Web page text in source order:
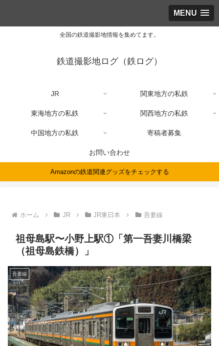
MENU
全国の鉄道撮影地情報を集めてます。
鉄道撮影地ログ（鉄ログ）
JR 関東地方の私鉄
東海地方の私鉄 関西地方の私鉄
中国地方の私鉄 寄稿者募集
お問い合わせ
Amazonの鉄道関連グッズをチェックする
ホーム JR JR東日本 吾妻線
祖母島駅〜小野上駅①「第一吾妻川橋梁
（祖母島鉄橋）」
吾妻線